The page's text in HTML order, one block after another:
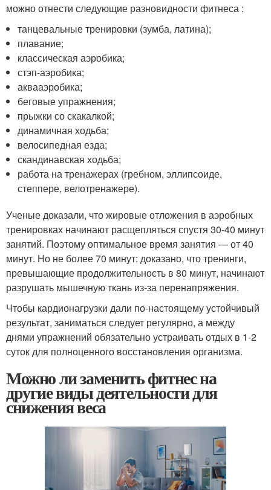
можно отнести следующие разновидности фитнеса :
танцевальные тренировки (зумба, латина);
плавание;
классическая аэробика;
стэп-аэробика;
аквааэробика;
беговые упражнения;
прыжки со скакалкой;
динамичная ходьба;
велосипедная езда;
скандинавская ходьба;
работа на тренажерах (гребном, эллипсоиде,
степпере, велотренажере).
Ученые доказали, что жировые отложения в аэробных
тренировках начинают расщепляться спустя 30-40 минут
занятий. Поэтому оптимальное время занятия — от 40
минут. Но не более 70 минут: доказано, что тренинги,
превышающие продолжительность в 80 минут, начинают
разрушать мышечную ткань из-за перенапряжения.
Чтобы кардионагрузки дали по-настоящему устойчивый
результат, заниматься следует регулярно, а между
днями упражнений обязательно устраивать отдых в 1-2
суток для полноценного восстановления организма.
Можно ли заменить фитнес на
другие виды деятельности для
снижения веса